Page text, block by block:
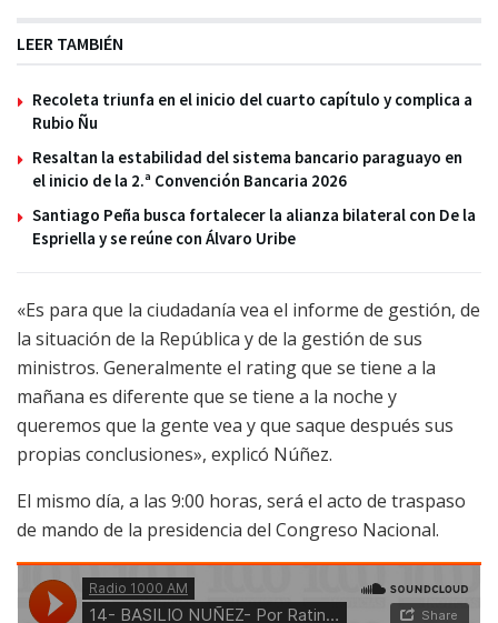
LEER TAMBIÉN
Recoleta triunfa en el inicio del cuarto capítulo y complica a
Rubio Ñu
Resaltan la estabilidad del sistema bancario paraguayo en
el inicio de la 2.ª Convención Bancaria 2026
Santiago Peña busca fortalecer la alianza bilateral con De la
Espriella y se reúne con Álvaro Uribe
«Es para que la ciudadanía vea el informe de gestión, de
la situación de la República y de la gestión de sus
ministros. Generalmente el rating que se tiene a la
mañana es diferente que se tiene a la noche y
queremos que la gente vea y que saque después sus
propias conclusiones», explicó Núñez.
El mismo día, a las 9:00 horas, será el acto de traspaso
de mando de la presidencia del Congreso Nacional.